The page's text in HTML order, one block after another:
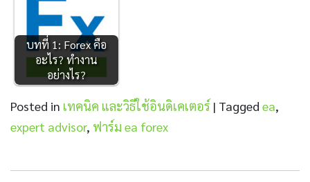
บทที่ 1: Forex คือ
อะไร? ทำงาน
อย่างไร?
Posted in เทคนิค และวิธีใช้อินดิเคเตอร์ | Tagged ea,
expert advisor, ฟาร์ม ea forex